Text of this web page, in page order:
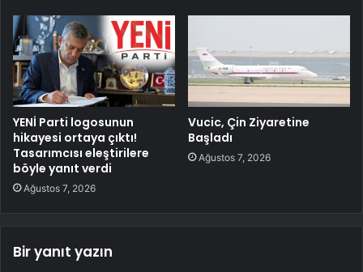
YENİ Parti logosunun
hikayesi ortaya çıktı!
Tasarımcısı eleştirilere
böyle yanıt verdi
Ağustos 7, 2026
Vucic, Çin Ziyaretine
Başladı
Ağustos 7, 2026
Bir yanıt yazın